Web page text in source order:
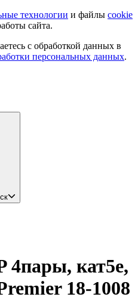
технологии и файлы cookie
сайта.
с обработкой данных в
персональных данных.
4пары, кат5е,
18-1008